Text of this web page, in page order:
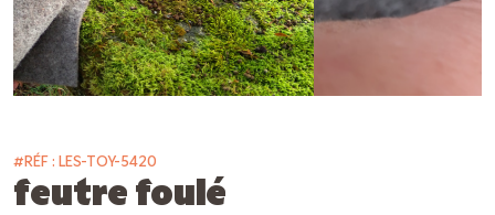
#RÉF : LES-TOY-5420
feutre foulé